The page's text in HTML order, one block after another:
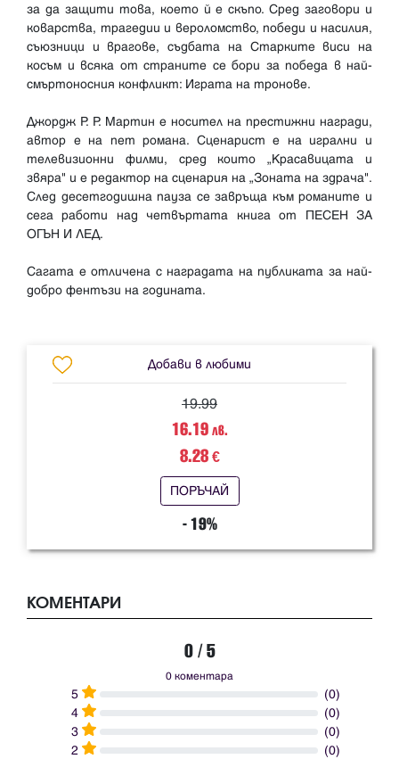
за да защити това, което й е скъпо. Сред заговори и
коварства, трагедии и вероломство, победи и насилия,
съюзници и врагове, съдбата на Старките виси на
косъм и всяка от страните се бори за победа в най-
смъртоносния конфликт: Играта на тронове.
Джордж Р. Р. Мартин е носител на престижни награди,
автор е на пет романа. Сценарист е на игрални и
телевизионни филми, сред които „Красавицата и
звяра" и е редактор на сценария на „Зоната на здрача".
След десетгодишна пауза се завръща към романите и
сега работи над четвъртата книга от ПЕСЕН ЗА
ОГЪН И ЛЕД.
Сагата е отличена с наградата на публиката за най-
добро фентъзи на годината.
Добави в любими
19.99
16.19лв.
8.28€
ПОРЪЧАЙ
- 19%
КОМЕНТАРИ
0 / 5
0 коментара
5
(0)
4
(0)
3
(0)
2
(0)